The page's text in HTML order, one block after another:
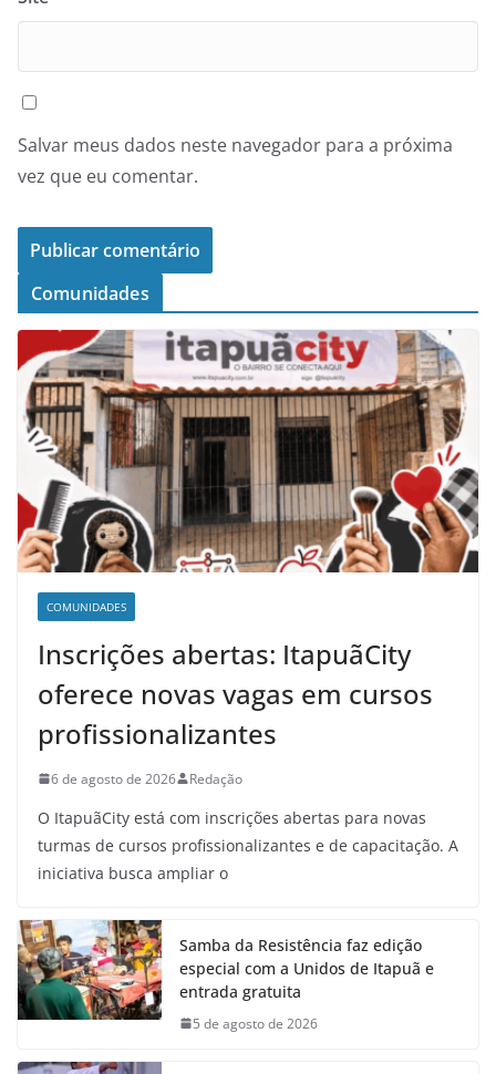
Salvar meus dados neste navegador para a próxima
vez que eu comentar.
Comunidades
COMUNIDADES
Inscrições abertas: ItapuãCity
oferece novas vagas em cursos
profissionalizantes
6 de agosto de 2026 Redação
O ItapuãCity está com inscrições abertas para novas
turmas de cursos profissionalizantes e de capacitação. A
iniciativa busca ampliar o
Samba da Resistência faz edição
especial com a Unidos de Itapuã e
entrada gratuita
5 de agosto de 2026